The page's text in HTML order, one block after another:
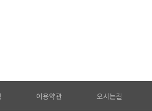
이용약관 오시는길